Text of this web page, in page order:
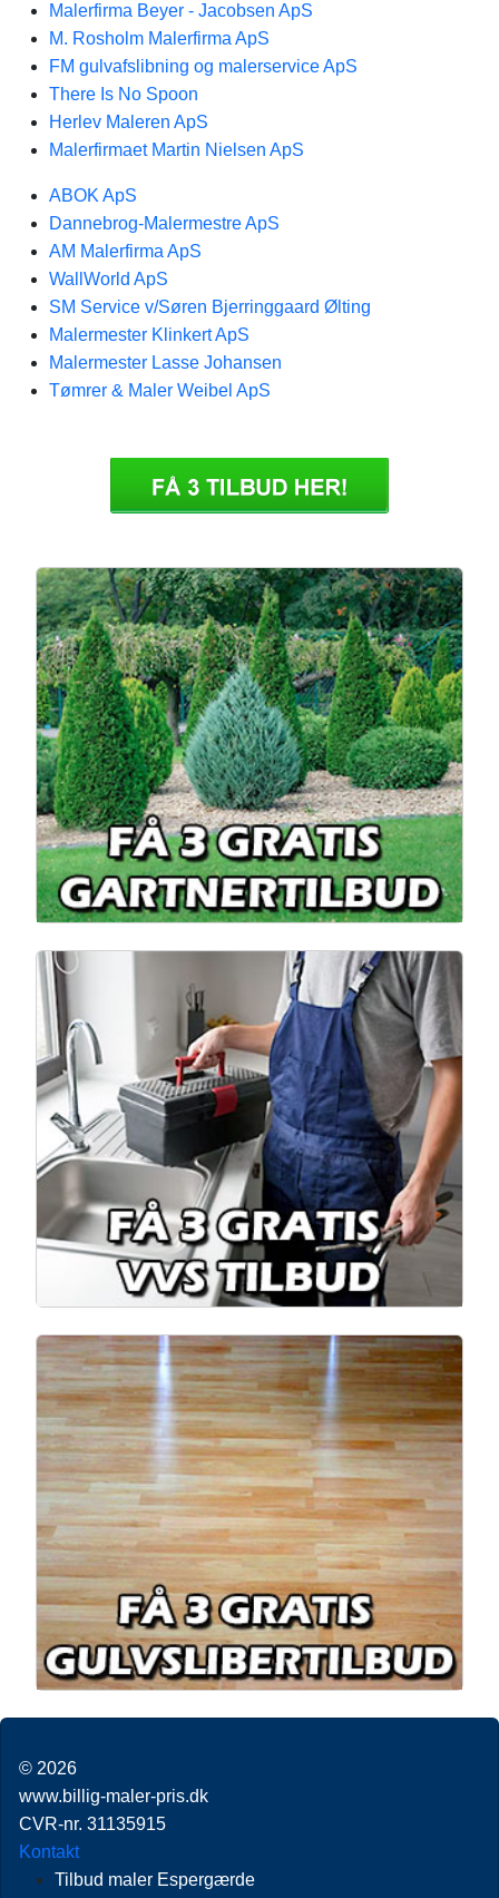
Malerfirma Beyer - Jacobsen ApS
M. Rosholm Malerfirma ApS
FM gulvafslibning og malerservice ApS
There Is No Spoon
Herlev Maleren ApS
Malerfirmaet Martin Nielsen ApS
ABOK ApS
Dannebrog-Malermestre ApS
AM Malerfirma ApS
WallWorld ApS
SM Service v/Søren Bjerringgaard Ølting
Malermester Klinkert ApS
Malermester Lasse Johansen
Tømrer & Maler Weibel ApS
© 2026
www.billig-maler-pris.dk
CVR-nr. 31135915
Kontakt
Tilbud maler Espergærde